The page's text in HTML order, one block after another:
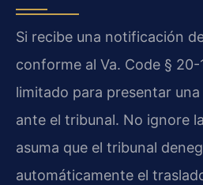
Si recibe una notificación
conforme al Va. Code §
limitado para presentar
ante el tribunal. No ignore
asuma que el tribunal
automáticamente el